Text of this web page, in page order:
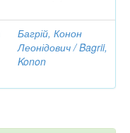
Багрій, Конон
Леонідович / Bagrii,
Konon